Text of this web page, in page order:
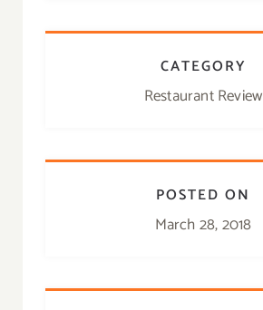
CATEGORY
Restaurant Review
POSTED ON
March 28, 2018